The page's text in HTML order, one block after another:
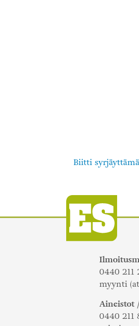
Biitti
0440 211
myynti
Aineistot
0440 211